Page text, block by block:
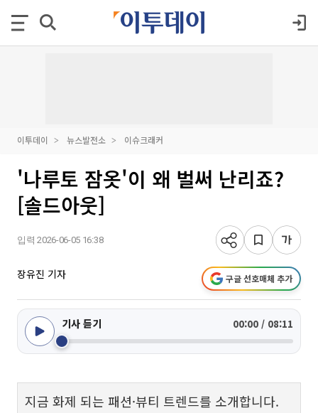
이투데이 뉴스발전소 이슈크래커
'나루토 잠옷'이 왜 벌써 난리죠?
[솔드아웃]
입력 2026-06-05 16:38
장유진 기자 구글 선호매체 추가
기사 듣기 00:00 / 08:11
지금 화제 되는 패션·뷰티 트렌드를 소개합니다.